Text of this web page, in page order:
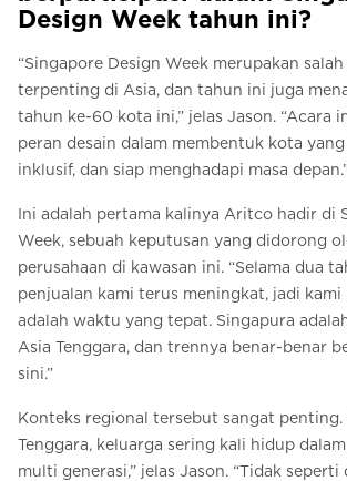
Design Week tahun ini?
“Singapore Design Week merupakan
terpenting di Asia, dan tahun ini juga
tahun ke-60 kota ini,” jelas Jason. “Acara
peran desain dalam membentuk kota
inklusif, dan siap menghadapi masa
Ini adalah pertama kalinya Aritco hadir di
Week, sebuah keputusan yang didorong
perusahaan di kawasan ini. “Selama dua
penjualan kami terus meningkat, jadi kami
adalah waktu yang tepat. Singapura
Asia Tenggara, dan trennya benar-benar
sini.”
Konteks regional tersebut sangat penting.
Tenggara, keluarga sering kali hidup
multi generasi,” jelas Jason. “Tidak seperti